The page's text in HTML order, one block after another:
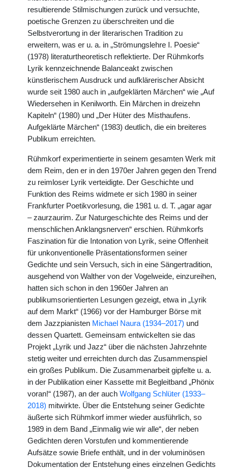
resultierende Stilmischungen zurück und versuchte,
poetische Grenzen zu überschreiten und die
Selbstverortung in der literarischen Tradition zu
erweitern, was er u. a. in „Strömungslehre I. Poesie“
(1978) literaturtheoretisch reflektierte. Der Rühmkorfs
Lyrik kennzeichnende Balanceakt zwischen
künstlerischem Ausdruck und aufklärerischer Absicht
wurde seit 1980 auch in „aufgeklärten Märchen“ wie „Auf
Wiedersehen in Kenilworth. Ein Märchen in dreizehn
Kapiteln“ (1980) und „Der Hüter des Misthaufens.
Aufgeklärte Märchen“ (1983) deutlich, die ein breiteres
Publikum erreichten.
Rühmkorf experimentierte in seinem gesamten Werk mit
dem Reim, den er in den 1970er Jahren gegen den Trend
zu reimloser Lyrik verteidigte. Der Geschichte und
Funktion des Reims widmete er sich 1980 in seiner
Frankfurter Poetikvorlesung, die 1981 u. d. T. „agar agar
– zaurzaurim. Zur Naturgeschichte des Reims und der
menschlichen Anklangsnerven“ erschien. Rühmkorfs
Faszination für die Intonation von Lyrik, seine Offenheit
für unkonventionelle Präsentationsformen seiner
Gedichte und sein Versuch, sich in eine Sängertradition,
ausgehend von Walther von der Vogelweide, einzureihen,
hatten sich schon in den 1960er Jahren an
publikumsorientierten Lesungen gezeigt, etwa in „Lyrik
auf dem Markt“ (1966) vor der Hamburger Börse mit
dem Jazzpianisten Michael Naura (1934–2017) und
dessen Quartett. Gemeinsam entwickelten sie das
Projekt „Lyrik und Jazz“ über die nächsten Jahrzehnte
stetig weiter und erreichten durch das Zusammenspiel
ein großes Publikum. Die Zusammenarbeit gipfelte u. a.
in der Publikation einer Kassette mit Begleitband „Phönix
voran!“ (1987), an der auch Wolfgang Schlüter (1933–
2018) mitwirkte. Über die Entstehung seiner Gedichte
äußerte sich Rühmkorf immer wieder ausführlich, so
1989 in dem Band „Einmalig wie wir alle“, der neben
Gedichten deren Vorstufen und kommentierende
Aufsätze sowie Briefe enthält, und in der voluminösen
Dokumentation der Entstehung eines einzelnen Gedichts